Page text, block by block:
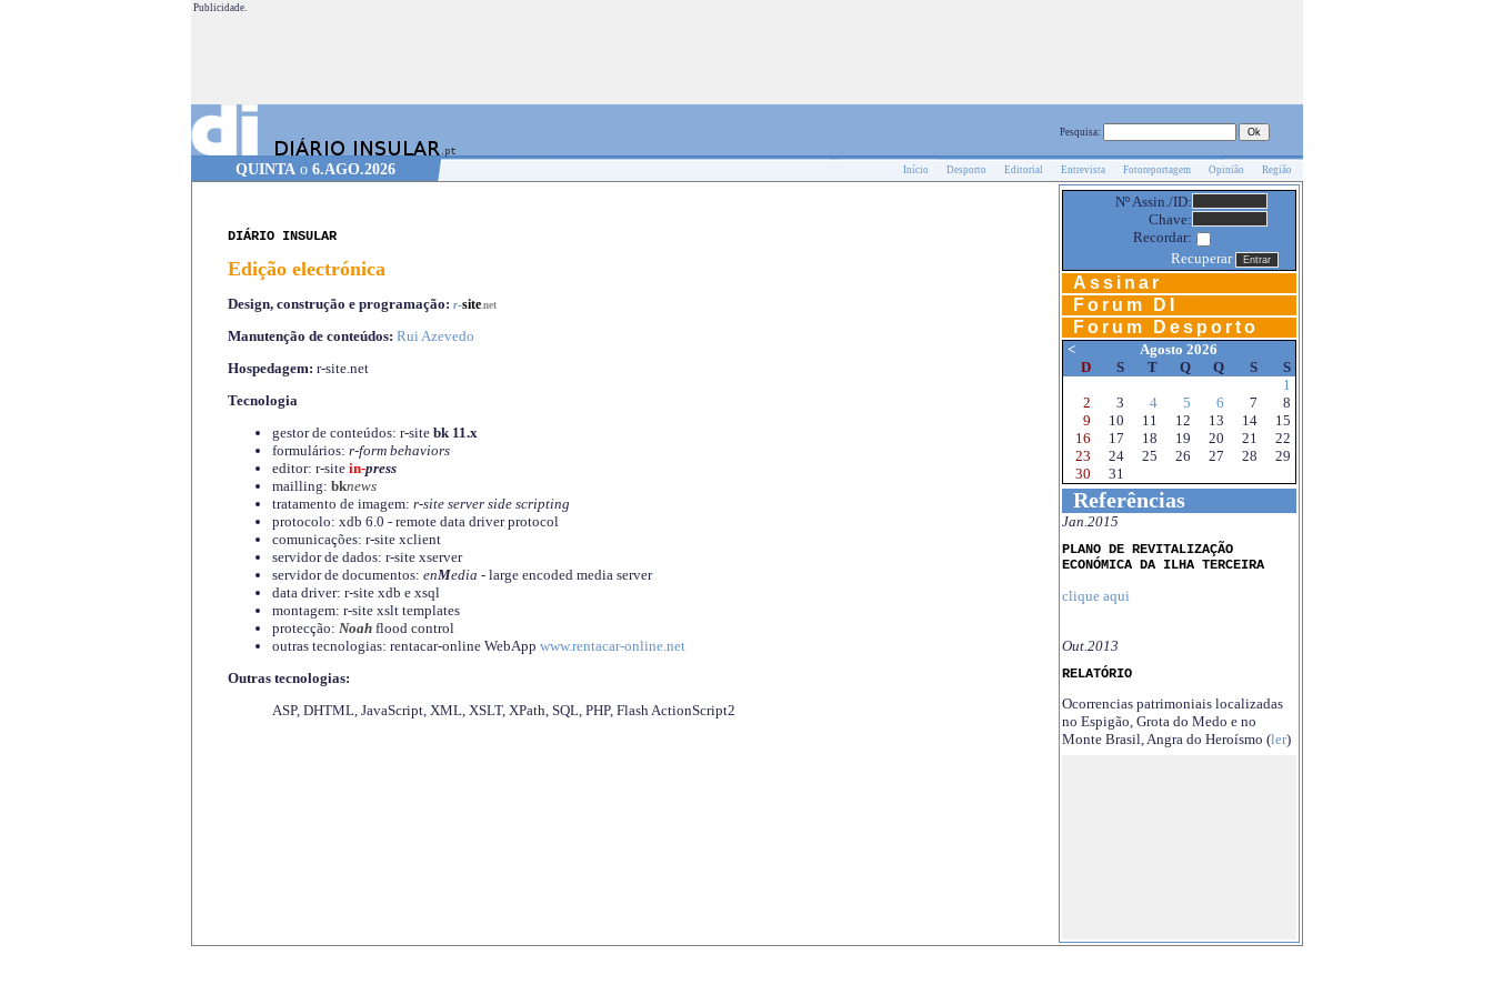
Publicidade.
Pesquisa:
QUINTA o 6.AGO.2026 Início Desporto Editorial Entrevista Fotoreportagem Opinião Região
DIÁRIO INSULAR
Edição electrónica
Design, construção e programação: r-site.net
Manutenção de conteúdos: Rui Azevedo
Hospedagem: r-site.net
Tecnologia
gestor de conteúdos: r-site bk 11.x
formulários: r-form behaviors
editor: r-site in-press
mailling: bknews
tratamento de imagem: r-site server side scripting
protocolo: xdb 6.0 - remote data driver protocol
comunicações: r-site xclient
servidor de dados: r-site xserver
servidor de documentos: enMedia - large encoded media server
data driver: r-site xdb e xsql
montagem: r-site xslt templates
protecção: Noahflood control
outras tecnologias: rentacar-online WebApp www.rentacar-online.net
Outras tecnologias:
ASP, DHTML, JavaScript, XML, XSLT, XPath, SQL, PHP, Flash ActionScript2
Nº Assin./ID:
Chave:
Recordar:
Recuperar
Assinar
Forum DI
Forum Desporto
<
Agosto 2026
D
S T Q Q S
S
1
2
3 4 5 6 7
8
9
10 11 12 13 14
15
16
17 18 19 20 21
22
23
24 25 26 27 28
29
30
31
Referências
Jan.2015
PLANO DE REVITALIZAÇÃO
ECONÓMICA DA ILHA TERCEIRA
clique aqui
Out.2013
RELATÓRIO
Ocorrencias patrimoniais localizadas
no Espigão, Grota do Medo e no
Monte Brasil, Angra do Heroísmo (ler)